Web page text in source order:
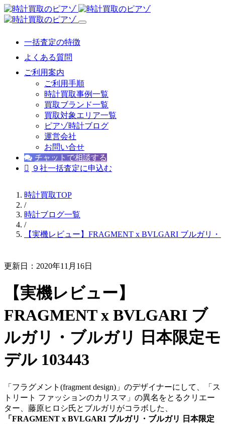
一括査定の特徴
よくある質問
ご利用案内
ご利用手順
時計買取事例一覧
買取ブランド一覧
買取対象エリア一覧
ピアゾ時計ブログ
運営会社
お問い合せ
チャットで相談する
９社一括査定に申込む
時計買取TOP
/
時計ブログ一覧
/
【実機レビュー】FRAGMENT x BVLGARI ブルガリ・
更新日：2020年11月16日
【実機レビュー】
FRAGMENT x BVLGARI ブ
ルガリ・ブルガリ 日本限定モ
デル 103443
「フラグメント(fragment design)」のデザイナーにして、「ス
トリート ファッションのカリスマ」の異名をとるクリエー
ター、藤原ヒロシ氏とブルガリがコラボした、
「FRAGMENT x BVLGARI ブルガリ・ブルガリ 日本限定